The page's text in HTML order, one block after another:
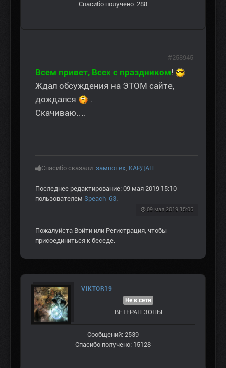
Спасибо получено: 288
Всем привет, Всех с праздником!
Ждал обсуждения на ЭТОМ сайте,
дождался
.
Скачиваю....
Спасибо сказали: зампотех КАРДАН
Последнее редактирование: 09 мая 2019 15:10
пользователем Speach-63
09 мая 2019 15:06
#258945
Пожалуйста Войти или Регистрация , чтобы
присоединиться к беседе.
VIKTOR19
Не в сети
ВЕТЕРАН ЗOНЫ
Сообщений: 2539
Спасибо получено: 15128